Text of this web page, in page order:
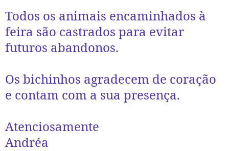
Todos os animais encaminhados à
feira são castrados para evitar
futuros abandonos.
Os bichinhos agradecem de coração
e contam com a sua presença.
Atenciosamente
Andréa